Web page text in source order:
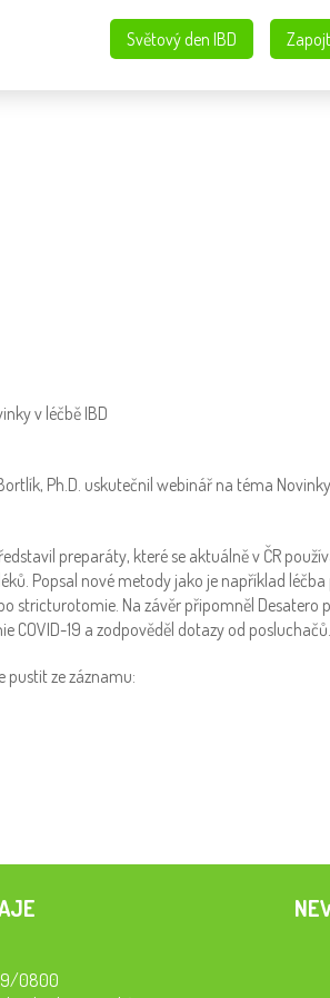
Světový den IBD
v léčbě IBD
Ph.D. uskutečnil webinář na téma
preparáty, které se aktuálně v ČR
Popsal nové metody jako je například léčba
stricturotomie. Na závěr připomněl Desatero
COVID-19 a zodpověděl dotazy od posluchačů.
pustit ze záznamu:
0800